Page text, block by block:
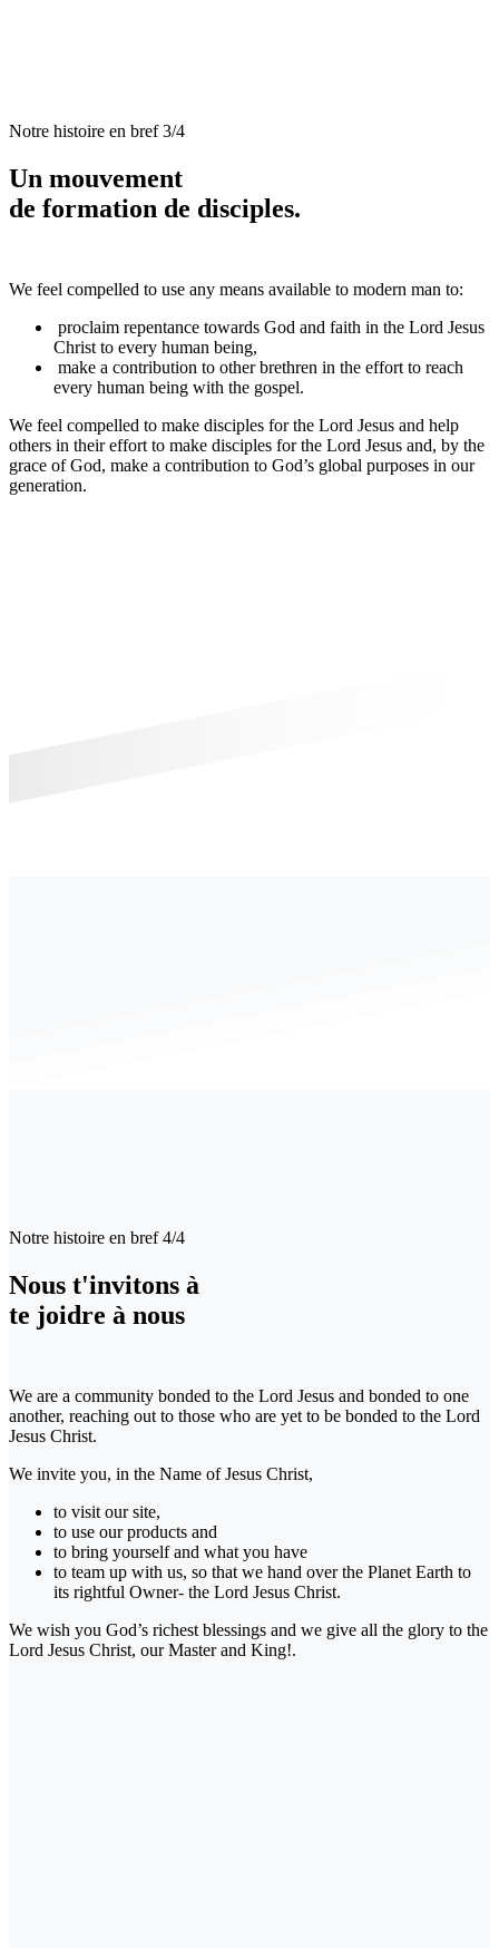
Notre histoire en bref 3/4
Un mouvement
de formation de disciples.
We feel compelled to use any means available to modern man to:
proclaim repentance towards God and faith in the Lord Jesus
Christ to every human being,
make a contribution to other brethren in the effort to reach
every human being with the gospel.
We feel compelled to make disciples for the Lord Jesus and help
others in their effort to make disciples for the Lord Jesus and, by the
grace of God, make a contribution to God’s global purposes in our
generation.
Notre histoire en bref 4/4
Nous t'invitons à
te joidre à nous
We are a community bonded to the Lord Jesus and bonded to one
another, reaching out to those who are yet to be bonded to the Lord
Jesus Christ.
We invite you, in the Name of Jesus Christ,
to visit our site,
to use our products and
to bring yourself and what you have
to team up with us, so that we hand over the Planet Earth to
its rightful Owner- the Lord Jesus Christ.
We wish you God’s richest blessings and we give all the glory to the
Lord Jesus Christ, our Master and King!.